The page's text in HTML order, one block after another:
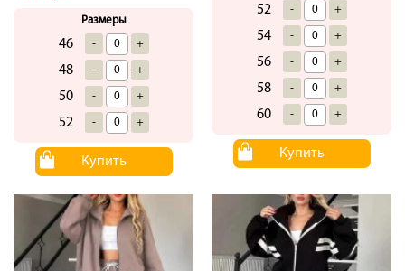
Размеры
46 - +
48 - +
50 - +
52 - +
Купить
52 - +
54 - +
56 - +
58 - +
60 - +
Купить